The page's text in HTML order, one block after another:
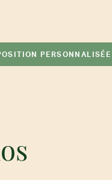
PERSONNALISÉE